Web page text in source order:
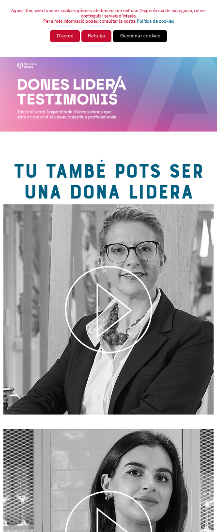
Aquest lloc web fa servir cookies pròpies i de tercers per millorar l’experiència de navegació, i oferir
continguts i serveis d’interès.
Per a més informació podeu consultar la nostraPolítica de cookies
D'acord Rebutja Gestionar cookies
TU TAMBÉ POTS SER
UNA DONA LIDERA